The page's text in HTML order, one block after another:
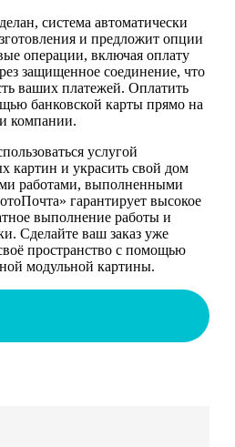
система автоматически
и предложит опции
операции, включая оплату
защищенное соединение, что
ваших платежей. Оплатить
банковской карты прямо на
компании.
услугой
картин и украсить свой дом
работами, выполненными
гарантирует высокое
выполнение работы и
Сделайте ваш заказ уже
пространство с помощью
модульной картины.